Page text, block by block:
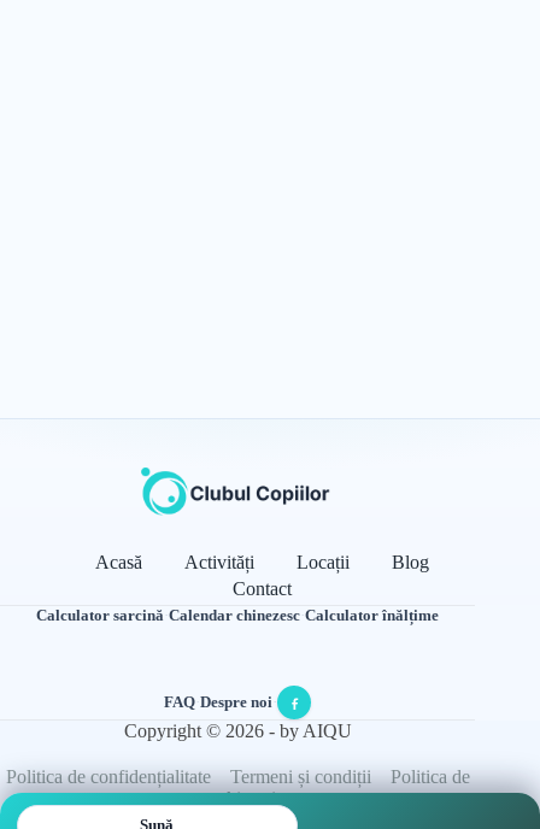
Sună
Acasă Activități Locații
Blog
Contact
Calculator sarcină·Calendar chinezesc·Calculator înălțime
FAQ·Despre noi·
Copyright © 2026 - by AIQU
Politica de confidențialitate Termeni și condiții
Politica de
cookie-uri